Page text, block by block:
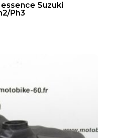
Suzuki
Ph3